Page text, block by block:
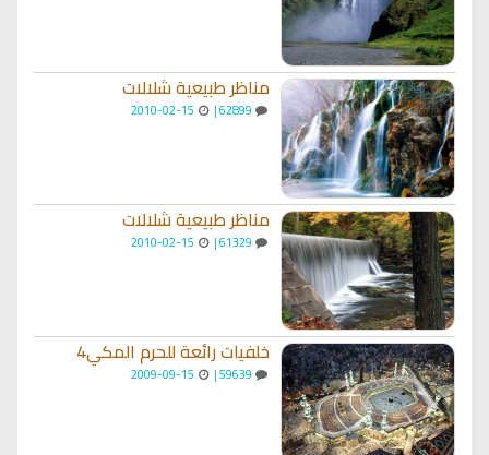
مناظر طبيعية شلالات
مناظر طبيعية شلالات
خلفيات رائعة للحرم المكي4